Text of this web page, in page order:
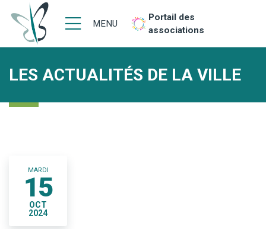
MENU
Portail des
associations
LES ACTUALITÉS DE LA VILLE
MARDI
15
OCT
2024